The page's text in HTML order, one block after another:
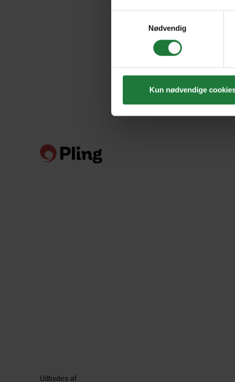
Nødvendig
Kun nødvendige
Udbydes af